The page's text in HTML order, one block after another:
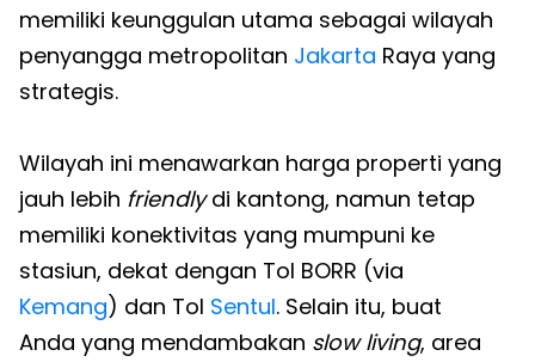
memiliki keunggulan utama sebagai wilayah
penyangga metropolitan Jakarta Raya yang
strategis.
Wilayah ini menawarkan harga properti yang
jauh lebih friendlydi kantong, namun tetap
memiliki konektivitas yang mumpuni ke
stasiun, dekat dengan Tol BORR (via
Kemang) dan Tol Sentul. Selain itu, buat
Anda yang mendambakan slow living, area